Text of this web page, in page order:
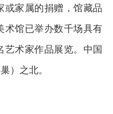
或家属的捐赠，馆藏品
术馆已举办数千场具有
术家作品展览。中国
）之北。